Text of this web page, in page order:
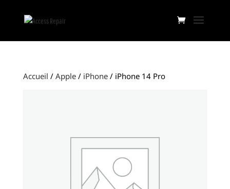
Accueil / Apple/ iPhone/ iPhone 14 Pro